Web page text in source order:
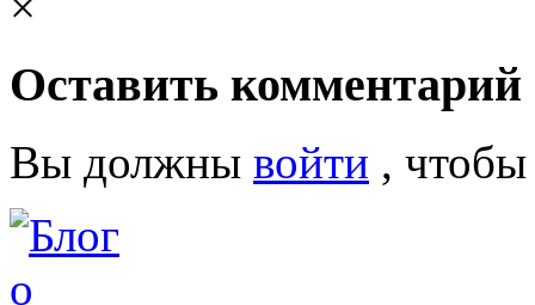
Оставить комментарий
Вы должны войти ,